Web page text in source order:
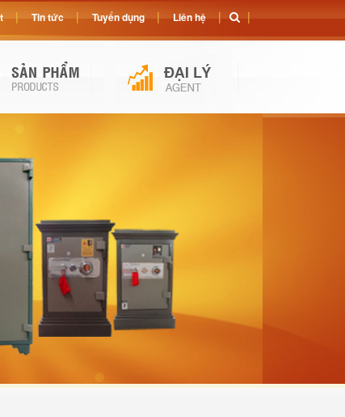
Tin tức Tuyển dụng Liên hệ